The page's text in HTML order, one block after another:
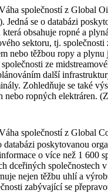
společností z Global
Jedná se o databázi
obsahuje ropné a
sektoru, tj. společnosti
nebo těžbou ropy a
ze
další
Zohledňuje se také
nebo ropných elektráren.
společností z Global
databázi poskytovanou
o více než 1 600
dceřiných společnostech
nejen těžbu uhlí a
zabývající se